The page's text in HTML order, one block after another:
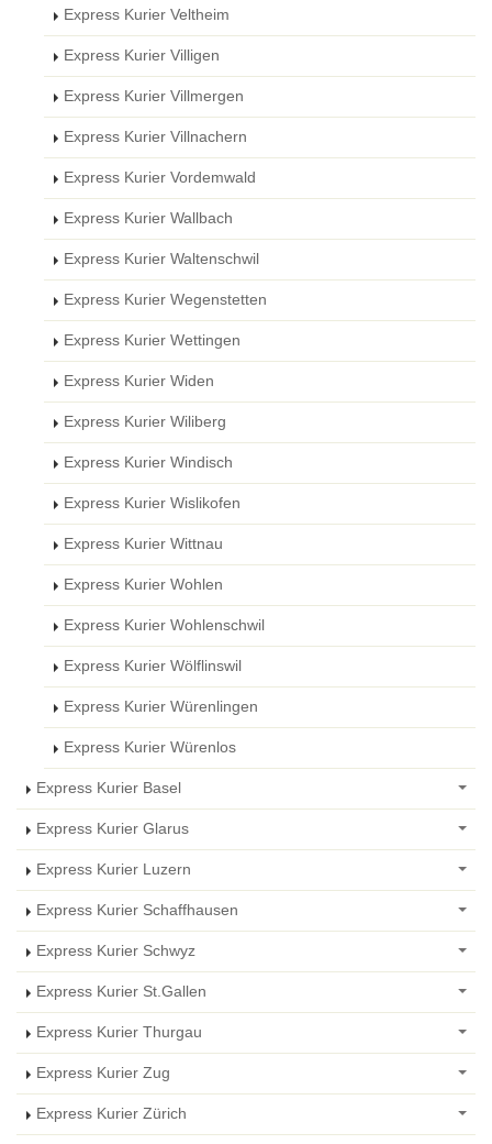
Express Kurier Veltheim
Express Kurier Villigen
Express Kurier Villmergen
Express Kurier Villnachern
Express Kurier Vordemwald
Express Kurier Wallbach
Express Kurier Waltenschwil
Express Kurier Wegenstetten
Express Kurier Wettingen
Express Kurier Widen
Express Kurier Wiliberg
Express Kurier Windisch
Express Kurier Wislikofen
Express Kurier Wittnau
Express Kurier Wohlen
Express Kurier Wohlenschwil
Express Kurier Wölflinswil
Express Kurier Würenlingen
Express Kurier Würenlos
Express Kurier Basel
Express Kurier Glarus
Express Kurier Luzern
Express Kurier Schaffhausen
Express Kurier Schwyz
Express Kurier St.Gallen
Express Kurier Thurgau
Express Kurier Zug
Express Kurier Zürich